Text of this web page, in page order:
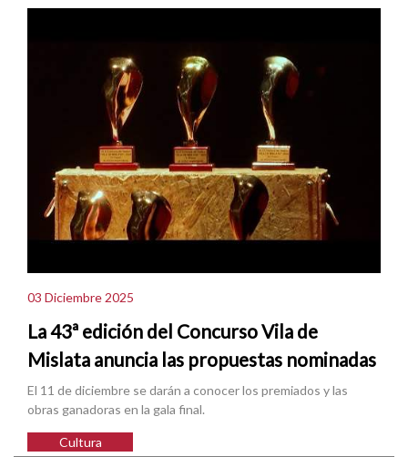
03 Diciembre 2025
La 43ª edición del Concurso Vila de
Mislata anuncia las propuestas nominadas
El 11 de diciembre se darán a conocer los premiados y las
obras ganadoras en la gala final.
Cultura